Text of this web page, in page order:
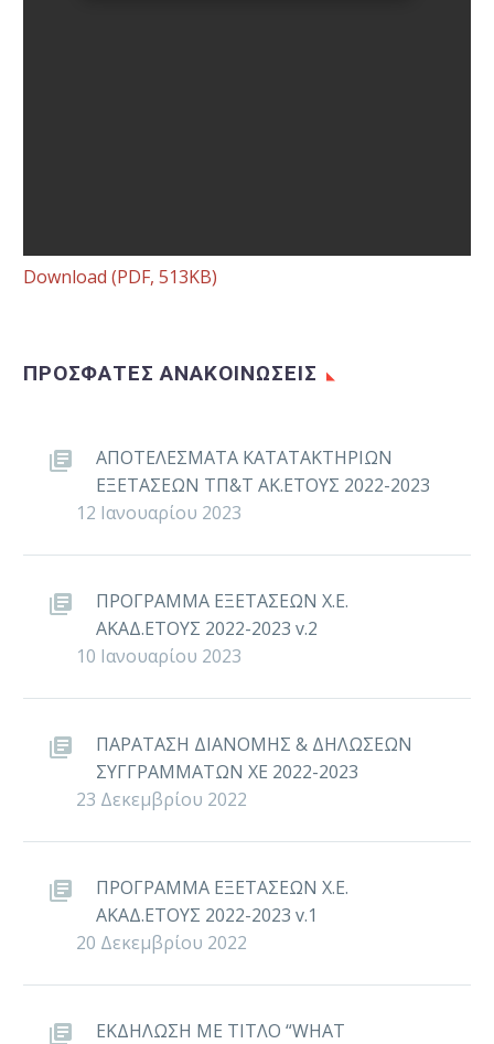
Download (PDF, 513KB)
ΠΡΟΣΦΑΤΕΣ ΑΝΑΚΟΙΝΩΣΕΙΣ
ΑΠΟΤΕΛΕΣΜΑΤΑ ΚΑΤΑΤΑΚΤΗΡΙΩΝ
ΕΞΕΤΑΣΕΩΝ ΤΠ&Τ ΑΚ.ΕΤΟΥΣ 2022-2023
12 Ιανουαρίου 2023
ΠΡΟΓΡΑΜΜΑ ΕΞΕΤΑΣΕΩΝ Χ.Ε.
ΑΚΑΔ.ΕΤΟΥΣ 2022-2023 v.2
10 Ιανουαρίου 2023
ΠΑΡΑΤΑΣΗ ΔΙΑΝΟΜΗΣ & ΔΗΛΩΣΕΩΝ
ΣΥΓΓΡΑΜΜΑΤΩΝ ΧΕ 2022-2023
23 Δεκεμβρίου 2022
ΠΡΟΓΡΑΜΜΑ ΕΞΕΤΑΣΕΩΝ Χ.Ε.
ΑΚΑΔ.ΕΤΟΥΣ 2022-2023 v.1
20 Δεκεμβρίου 2022
ΕΚΔΗΛΩΣΗ ΜΕ ΤΙΤΛΟ “WHAT